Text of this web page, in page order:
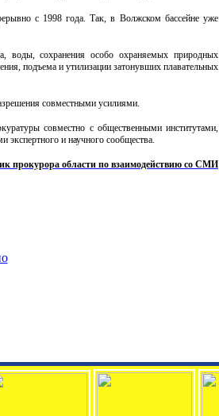
с 1998 года. Так, в Волжском бассейне уже
воды, сохранения особо охраняемых природных
подъема и утилизации затонувших плавательных
совместными усилиями.
совместно с общественными институтами,
экспертного и научного сообщества.
прокурора области по взаимодействию со СМИ